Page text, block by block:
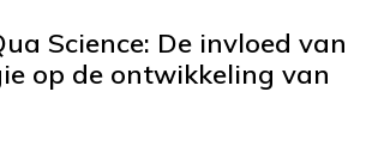
Science: De invloed van
op de ontwikkeling van